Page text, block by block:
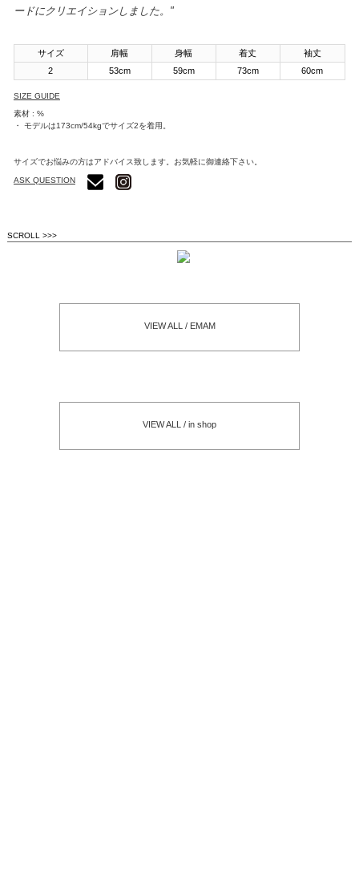
ードにクリエイションしました。"
サイズ 肩幅 身幅 着丈
袖丈
2
53cm 59cm 73cm 60cm
SIZE GUIDE
素材 : %
・ モデルは173cm/54kgでサイズ2を着用。
サイズでお悩みの方はアドバイス致します。お気軽に御連絡下さい。
ASK QUESTION
SCROLL >>>
VIEW ALL / EMAM
VIEW ALL / in shop